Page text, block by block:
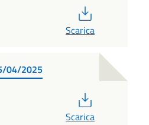
Scarica
04/2025
Scarica